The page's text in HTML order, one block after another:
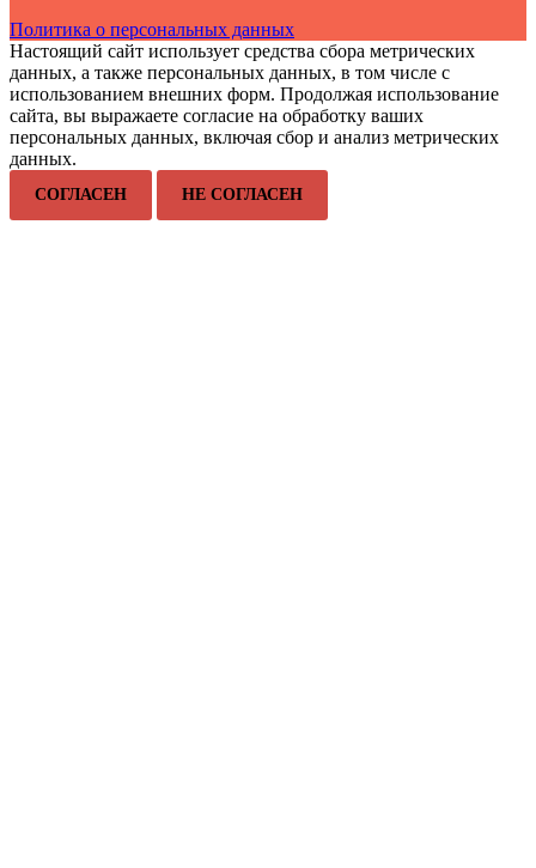
Политика о персональных данных
Настоящий сайт использует средства сбора метрических
данных, а также персональных данных, в том числе с
использованием внешних форм. Продолжая использование
сайта, вы выражаете согласие на обработку ваших
персональных данных, включая сбор и анализ метрических
данных.
СОГЛАСЕН НЕ СОГЛАСЕН